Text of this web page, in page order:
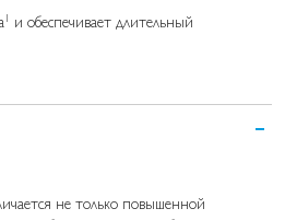
1
и обеспечивает длительный
не только повышенной